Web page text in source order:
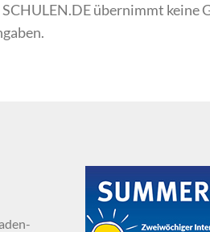
übernimmt keine